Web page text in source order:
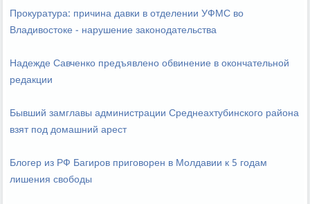
Прокуратура: причина давки в отделении УФМС во
Владивостоке - нарушение законодательства
Надежде Савченко предъявлено обвинение в окончательной
редакции
Бывший замглавы администрации Среднеахтубинского района
взят под домашний арест
Блогер из РФ Багиров приговорен в Молдавии к 5 годам
лишения свободы